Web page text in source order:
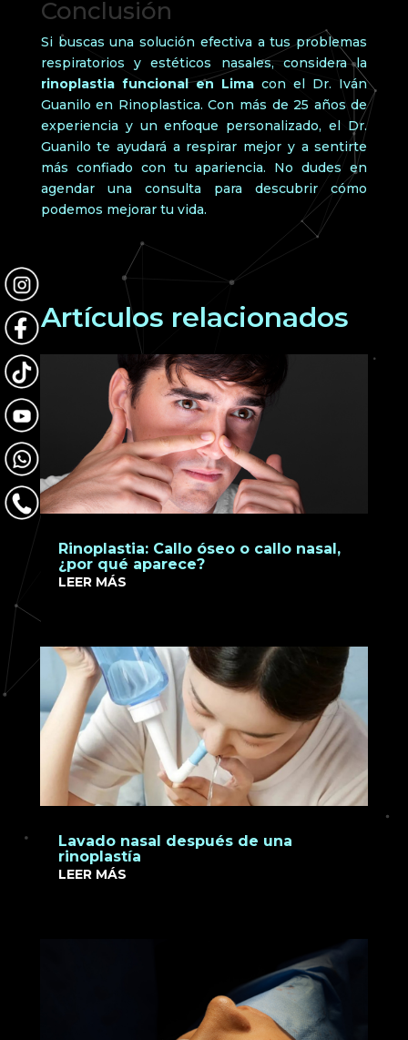
Conclusión
Si buscas una solución efectiva a tus problemas
respiratorios y estéticos nasales, considera la
rinoplastia funcional en Limacon el Dr. Iván
Guanilo en Rinoplastica. Con más de 25 años de
experiencia y un enfoque personalizado, el Dr.
Guanilo te ayudará a respirar mejor y a sentirte
más confiado con tu apariencia. No dudes en
agendar una consulta para descubrir cómo
podemos mejorar tu vida.
Artículos relacionados
Rinoplastia: Callo óseo o callo nasal,
¿por qué aparece?
LEER MÁS
Lavado nasal después de una
rinoplastía
LEER MÁS